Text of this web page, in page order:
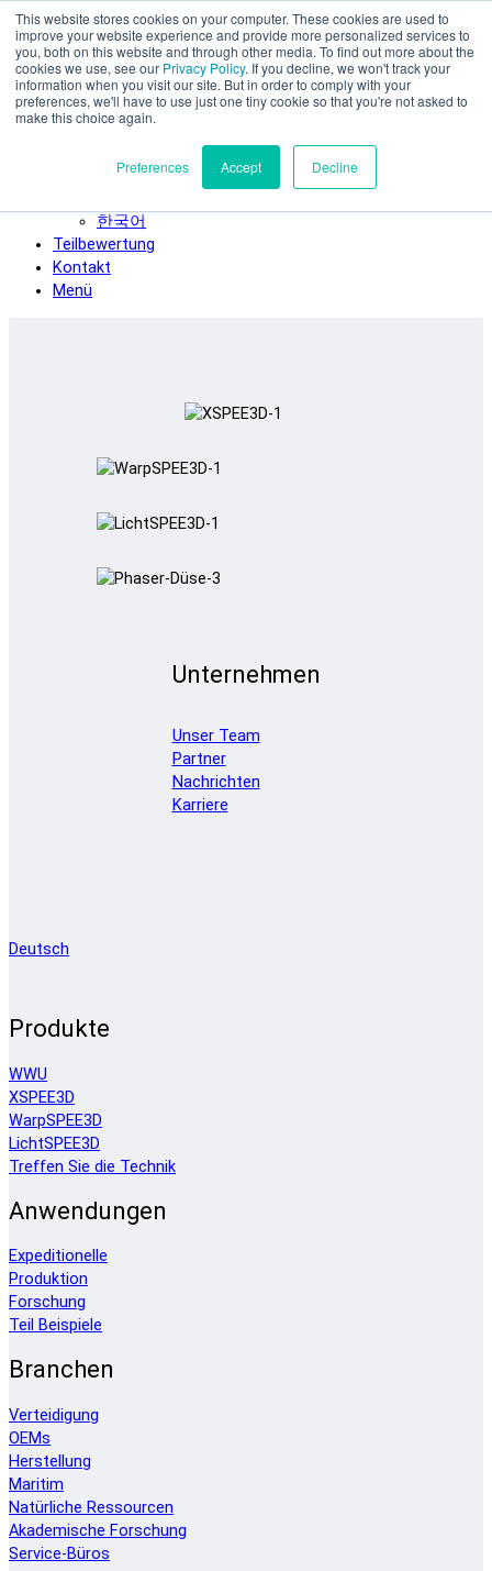
This website stores cookies on your computer. These cookies are used to
improve your website experience and provide more personalized services to
you, both on this website and through other media. To find out more about the
cookies we use, see our Privacy Policy. If you decline, we won't track your
information when you visit our site. But in order to comply with your
preferences, we'll have to use just one tiny cookie so that you're not asked to
make this choice again.
Preferences Accept Decline
Zum Hauptinhalt springen
SPEE3D
Deutsch
English
Español
Italiano
한국어
Teilbewertung
Kontakt
Menü
Unternehmen
Unser Team
Partner
Nachrichten
Karriere
Deutsch
Produkte
WWU
XSPEE3D
WarpSPEE3D
LichtSPEE3D
Treffen Sie die Technik
Anwendungen
Expeditionelle
Produktion
Forschung
Teil Beispiele
Branchen
Verteidigung
OEMs
Herstellung
Maritim
Natürliche Ressourcen
Akademische Forschung
Service-Büros